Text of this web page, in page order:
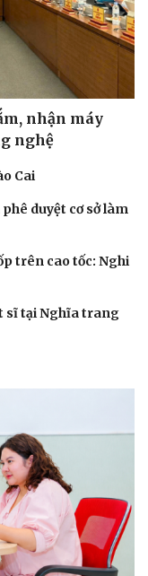
nhận máy
nghệ
Cai
duyệt cơ sở làm
trên cao tốc: Nghi
sĩ tại Nghĩa trang